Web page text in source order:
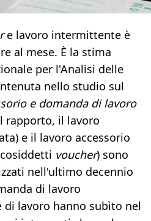
e lavoro intermittente è
al mese. È la stima
per l'Analisi delle
nello studio sul
e domanda di lavoro
rapporto, il lavoro
e il lavoro accessorio
voucher) sono
nell'ultimo decennio
di lavoro
lavoro hanno subìto nel